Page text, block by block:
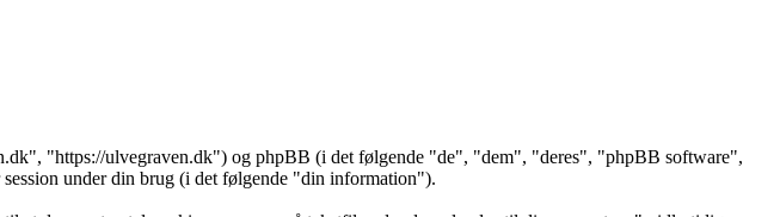
"https://ulvegraven.dk") og phpBB (i det følgende "de", "dem", "deres", "phpBB software",
under din brug (i det følgende "din information").